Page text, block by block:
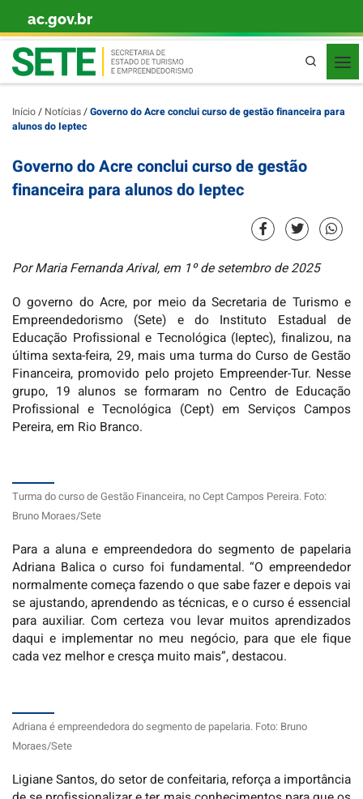
Skip to content
ac.gov.br
Pesquisa
Início/ Notícias/Governo do Acre conclui curso de gestão financeira para
alunos do Ieptec
Governo do Acre conclui curso de gestão
financeira para alunos do Ieptec
Por Maria Fernanda Arival, em 1º de setembro de 2025
O governo do Acre, por meio da Secretaria de Turismo e
Empreendedorismo (Sete) e do Instituto Estadual de
Educação Profissional e Tecnológica (Ieptec), finalizou, na
última sexta-feira, 29, mais uma turma do Curso de Gestão
Financeira, promovido pelo projeto Empreender-Tur. Nesse
grupo, 19 alunos se formaram no Centro de Educação
Profissional e Tecnológica (Cept) em Serviços Campos
Pereira, em Rio Branco.
Turma do curso de Gestão Financeira, no Cept Campos Pereira. Foto:
Bruno Moraes/Sete
Para a aluna e empreendedora do segmento de papelaria
Adriana Balica o curso foi fundamental. “O empreendedor
normalmente começa fazendo o que sabe fazer e depois vai
se ajustando, aprendendo as técnicas, e o curso é essencial
para auxiliar. Com certeza vou levar muitos aprendizados
daqui e implementar no meu negócio, para que ele fique
cada vez melhor e cresça muito mais”, destacou.
Adriana é empreendedora do segmento de papelaria. Foto: Bruno
Moraes/Sete
Ligiane Santos, do setor de confeitaria, reforça a importância